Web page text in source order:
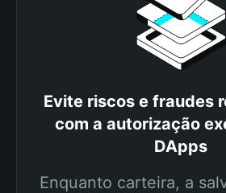
Evite riscos e fraudes
com a autorização
DApps
Enquanto carteira, a